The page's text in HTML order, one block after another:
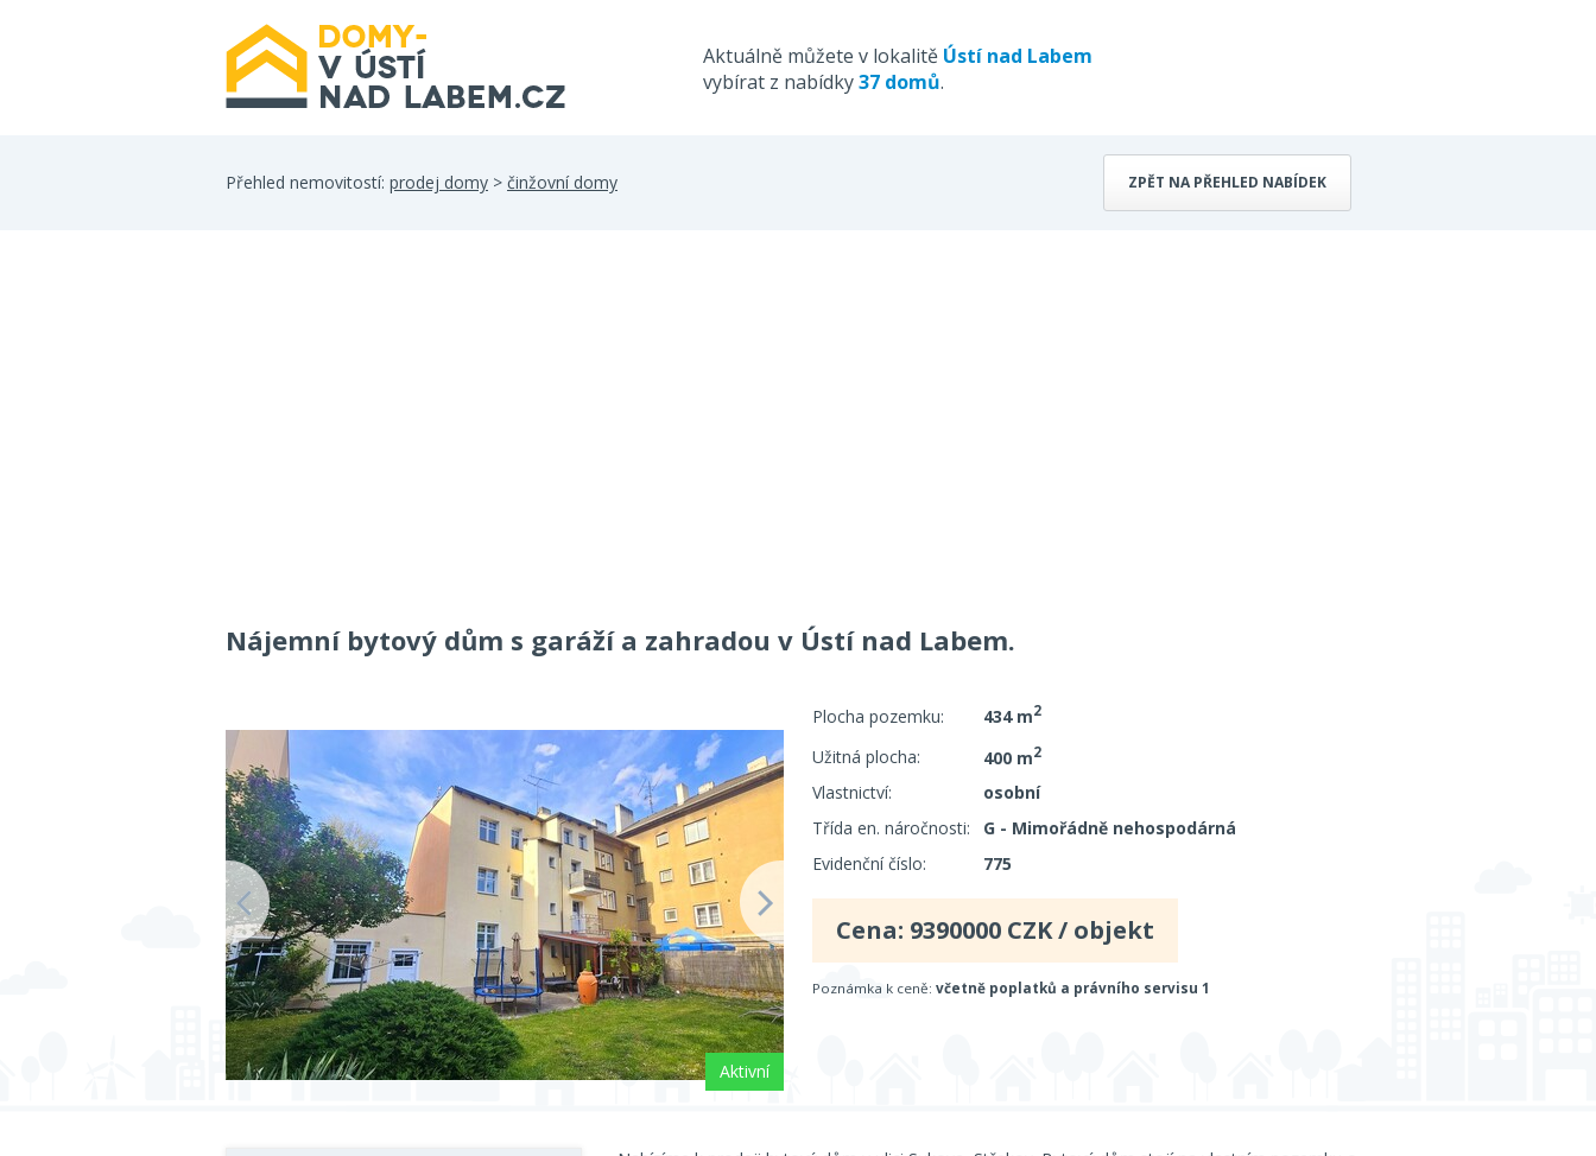
Aktuálně můžete v lokalitě Ústí nad Labem
vybírat z nabídky37 domů.
Přehled nemovitostí: prodej domy > činžovní domy ZPĚT NA PŘEHLED NABÍDEK
Nájemní bytový dům s garáží a zahradou v Ústí nad Labem.
Aktivní
Plocha pozemku: 434 m2
Užitná plocha: 400 m2
Vlastnictví:
osobní
Třída en. náročnosti:
G - Mimořádně nehospodárná
Evidenční číslo:
775
Cena: 9390000 CZK / objekt
Poznámka k ceně: včetně poplatků a právního servisu 1